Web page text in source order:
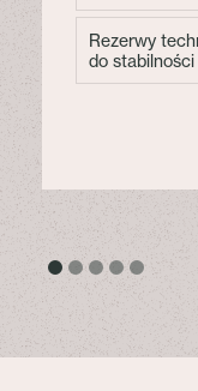
Rezerwy
do